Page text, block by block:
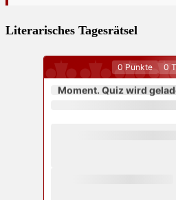
Literarisches Tagesrätsel
0 Punkte 0
Moment. Quiz wird